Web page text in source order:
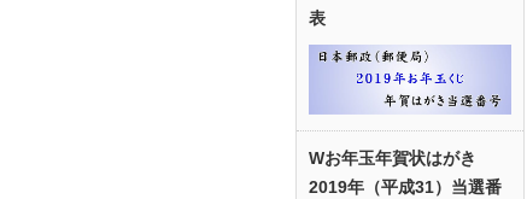
表
Wお年玉年賀状はがき
2019年（平成31）当選番